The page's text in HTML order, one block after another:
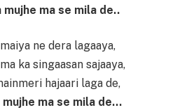
mujhe ma se mila de..
ne dera lagaaya,
ka singaasan sajaaya,
hajaari laga de,
ma se mila de…